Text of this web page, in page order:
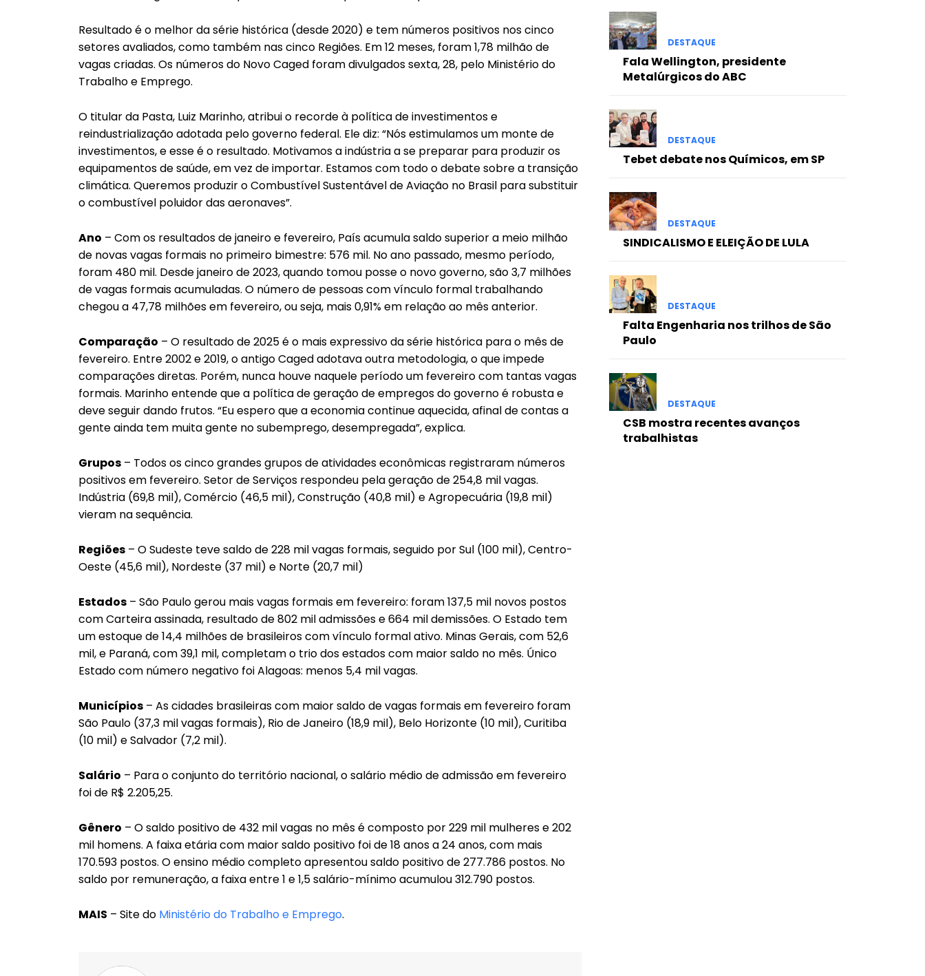
Resultado é o melhor da série histórica (desde 2020) e tem números positivos nos cinco
setores avaliados, como também nas cinco Regiões. Em 12 meses, foram 1,78 milhão de
vagas criadas. Os números do Novo Caged foram divulgados sexta, 28, pelo Ministério do
Trabalho e Emprego.
O titular da Pasta, Luiz Marinho, atribui o recorde à política de investimentos e
reindustrialização adotada pelo governo federal. Ele diz: “Nós estimulamos um monte de
investimentos, e esse é o resultado. Motivamos a indústria a se preparar para produzir os
equipamentos de saúde, em vez de importar. Estamos com todo o debate sobre a transição
climática. Queremos produzir o Combustível Sustentável de Aviação no Brasil para substituir
o combustível poluidor das aeronaves”.
Ano – Com os resultados de janeiro e fevereiro, País acumula saldo superior a meio milhão
de novas vagas formais no primeiro bimestre: 576 mil. No ano passado, mesmo período,
foram 480 mil. Desde janeiro de 2023, quando tomou posse o novo governo, são 3,7 milhões
de vagas formais acumuladas. O número de pessoas com vínculo formal trabalhando
chegou a 47,78 milhões em fevereiro, ou seja, mais 0,91% em relação ao mês anterior.
Comparação – O resultado de 2025 é o mais expressivo da série histórica para o mês de
fevereiro. Entre 2002 e 2019, o antigo Caged adotava outra metodologia, o que impede
comparações diretas. Porém, nunca houve naquele período um fevereiro com tantas vagas
formais. Marinho entende que a política de geração de empregos do governo é robusta e
deve seguir dando frutos. “Eu espero que a economia continue aquecida, afinal de contas a
gente ainda tem muita gente no subemprego, desempregada”, explica.
Grupos – Todos os cinco grandes grupos de atividades econômicas registraram números
positivos em fevereiro. Setor de Serviços respondeu pela geração de 254,8 mil vagas.
Indústria (69,8 mil), Comércio (46,5 mil), Construção (40,8 mil) e Agropecuária (19,8 mil)
vieram na sequência.
Regiões – O Sudeste teve saldo de 228 mil vagas formais, seguido por Sul (100 mil), Centro-
Oeste (45,6 mil), Nordeste (37 mil) e Norte (20,7 mil)
Estados – São Paulo gerou mais vagas formais em fevereiro: foram 137,5 mil novos postos
com Carteira assinada, resultado de 802 mil admissões e 664 mil demissões. O Estado tem
um estoque de 14,4 milhões de brasileiros com vínculo formal ativo. Minas Gerais, com 52,6
mil, e Paraná, com 39,1 mil, completam o trio dos estados com maior saldo no mês. Único
Estado com número negativo foi Alagoas: menos 5,4 mil vagas.
Municípios – As cidades brasileiras com maior saldo de vagas formais em fevereiro foram
São Paulo (37,3 mil vagas formais), Rio de Janeiro (18,9 mil), Belo Horizonte (10 mil), Curitiba
(10 mil) e Salvador (7,2 mil).
Salário – Para o conjunto do território nacional, o salário médio de admissão em fevereiro
foi de R$ 2.205,25.
Gênero – O saldo positivo de 432 mil vagas no mês é composto por 229 mil mulheres e 202
mil homens. A faixa etária com maior saldo positivo foi de 18 anos a 24 anos, com mais
170.593 postos. O ensino médio completo apresentou saldo positivo de 277.786 postos. No
saldo por remuneração, a faixa entre 1 e 1,5 salário-mínimo acumulou 312.790 postos.
MAIS – Site do Ministério do Trabalho e Emprego.
DESTAQUE
Fala Wellington, presidente
Metalúrgicos do ABC
DESTAQUE
Tebet debate nos Químicos, em SP
DESTAQUE
SINDICALISMO E ELEIÇÃO DE LULA
DESTAQUE
Falta Engenharia nos trilhos de São
Paulo
DESTAQUE
CSB mostra recentes avanços
trabalhistas